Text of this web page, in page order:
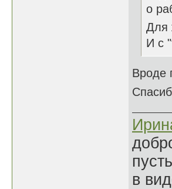
о
Для
И с
Вроде
в